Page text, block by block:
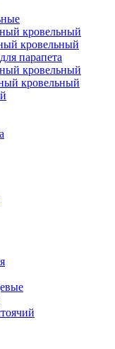
кровельный
кровельный
парапета
кровельный
кровельный